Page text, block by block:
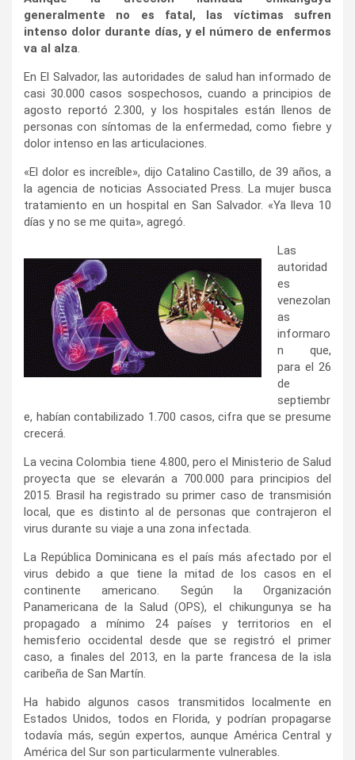
generalmente no es fatal, las víctimas sufren
intenso dolor durante días, y el número de enfermos
va al alza.
En El Salvador, las autoridades de salud han informado de
casi 30.000 casos sospechosos, cuando a principios de
agosto reportó 2.300, y los hospitales están llenos de
personas con síntomas de la enfermedad, como fiebre y
dolor intenso en las articulaciones.
«El dolor es increíble», dijo Catalino Castillo, de 39 años, a
la agencia de noticias Associated Press. La mujer busca
tratamiento en un hospital en San Salvador. «Ya lleva 10
días y no se me quita», agregó.
Las
autoridad
es
venezolan
as
informaro
n que,
para el 26
de
septiembr
e, habían contabilizado 1.700 casos, cifra que se presume
crecerá.
La vecina Colombia tiene 4.800, pero el Ministerio de Salud
proyecta que se elevarán a 700.000 para principios del
2015. Brasil ha registrado su primer caso de transmisión
local, que es distinto al de personas que contrajeron el
virus durante su viaje a una zona infectada.
La República Dominicana es el país más afectado por el
virus debido a que tiene la mitad de los casos en el
continente americano. Según la Organización
Panamericana de la Salud (OPS), el chikungunya se ha
propagado a mínimo 24 países y territorios en el
hemisferio occidental desde que se registró el primer
caso, a finales del 2013, en la parte francesa de la isla
caribeña de San Martín.
Ha habido algunos casos transmitidos localmente en
Estados Unidos, todos en Florida, y podrían propagarse
todavía más, según expertos, aunque América Central y
América del Sur son particularmente vulnerables.